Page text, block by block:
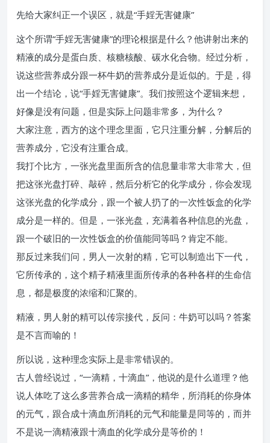
先给大家纠正一个误区，就是“手婬无害健康”
这个所谓“手婬无害健康”的理论根据是什么？他讲射出来的
精液的成分是蛋白质、核糖核酸、碳水化合物。经过分析，
说这些营养成分跟一杯牛奶的营养成分是近似的。于是，得
出一个结论，说“手婬无害健康”。我们按照这个逻辑来想，
好像是没有问题，但是实际上问题非常多，为什么？
大家注意，西方的这个理念里面，它只注重分解，分解后的
营养成分，它没有注重合成。
我打个比方，一张光盘里面所含的信息量非常大非常大，但
把这张光盘打碎、敲碎，然后分析它的化学成分，你会发现
这张光盘的化学成分，跟一个被人扔了的一次性饭盒的化学
成分是一样的。但是，一张光盘，充满着各种信息的光盘，
跟一个破旧的一次性饭盒的价值能同等吗？肯定不能。
那反过来我们问，男人一次射的精，它可以制造出下一代，
它所传承的，这个精子精液里面所传承的各种各样的生命信
息，都是极度的浓缩和汇聚的。
精液，男人射的精可以传宗接代，反问：牛奶可以吗？答案
是不言而喻的！
所以说，这种理念实际上是非常错误的。
古人曾经说过，“一滴精，十滴血”，他说的是什么道理？他
说人体吃了这么多营养合成一滴精的精华，所消耗的你身体
的元气，跟合成十滴血所消耗的元气和能量是同等的，而并
不是说一滴精液跟十滴血的化学成分是等价的！